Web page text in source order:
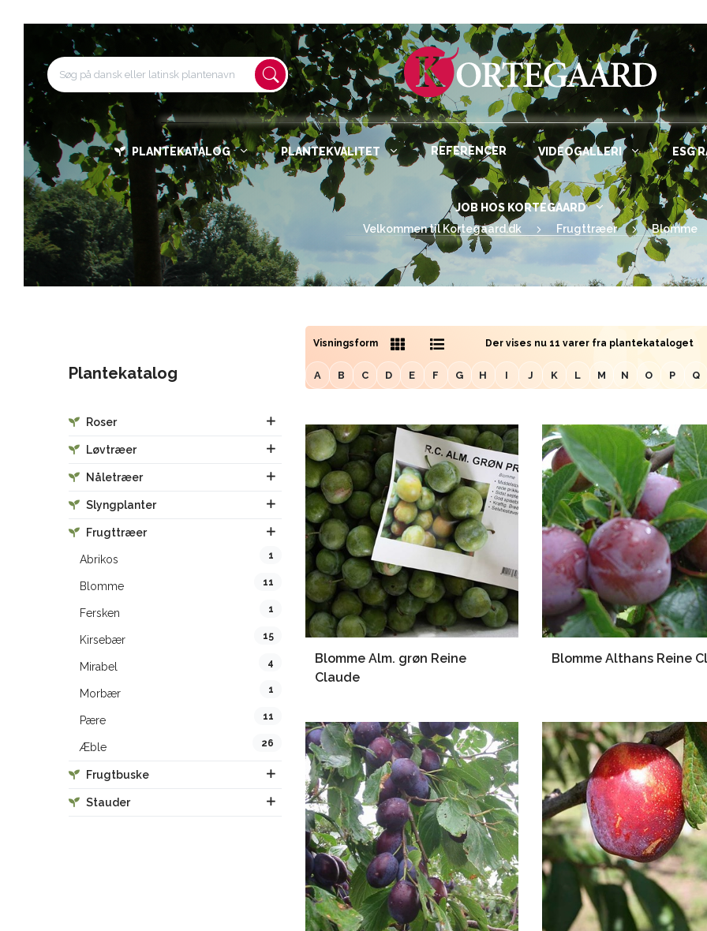
PLANTEKATALOG PLANTEKVALITET REFERENCER VIDEOGALLERI ESG
JOB HOS KORTEGAARD
Velkommen til Kortegaard.dk
Frugttræer Blomme
Visningsform Der vises nu 11 varer fra plantekataloget
A B C D E F G H I J K L M N O P Q
Blomme Alm. grøn Reine
Claude
Blomme Althans Reine
Plantekatalog
Roser
Løvtræer
Nåletræer
Slyngplanter
Frugttræer
Abrikos 1
Blomme 11
Fersken 1
Kirsebær 15
Mirabel 4
Morbær 1
Pære 11
Æble 26
Frugtbuske
Stauder